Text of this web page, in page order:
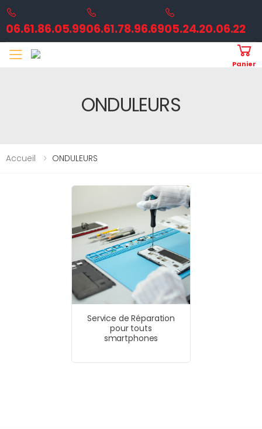
06.61.86.05.9906.61.78.96.6905.24.20.06.22
Toggle mobile menu Panier
ONDULEURS
Accueil ONDULEURS
Service de Réparation
pour touts
smartphones